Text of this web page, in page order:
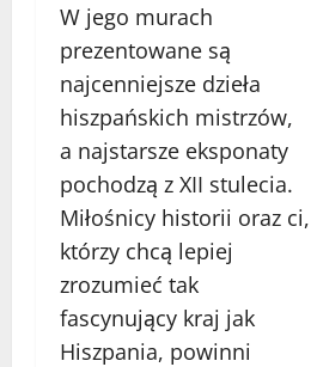
W jego murach
prezentowane są
najcenniejsze dzieła
hiszpańskich mistrzów,
a najstarsze eksponaty
pochodzą z XII stulecia.
Miłośnicy historii oraz ci,
którzy chcą lepiej
zrozumieć tak
fascynujący kraj jak
Hiszpania, powinni